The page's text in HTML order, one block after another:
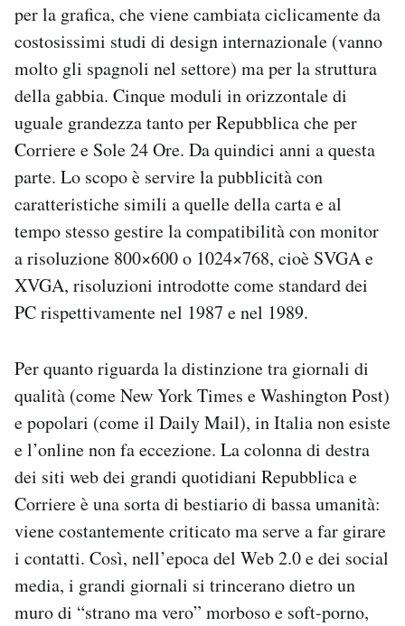
per la grafica, che viene cambiata ciclicamente da
costosissimi studi di design internazionale (vanno
molto gli spagnoli nel settore) ma per la struttura
della gabbia. Cinque moduli in orizzontale di
uguale grandezza tanto per Repubblica che per
Corriere e Sole 24 Ore. Da quindici anni a questa
parte. Lo scopo è servire la pubblicità con
caratteristiche simili a quelle della carta e al
tempo stesso gestire la compatibilità con monitor
a risoluzione 800×600 o 1024×768, cioè SVGA e
XVGA, risoluzioni introdotte come standard dei
PC rispettivamente nel 1987 e nel 1989.
Per quanto riguarda la distinzione tra giornali di
qualità (come New York Times e Washington Post)
e popolari (come il Daily Mail), in Italia non esiste
e l’online non fa eccezione. La colonna di destra
dei siti web dei grandi quotidiani Repubblica e
Corriere è una sorta di bestiario di bassa umanità:
viene costantemente criticato ma serve a far girare
i contatti. Così, nell’epoca del Web 2.0 e dei social
media, i grandi giornali si trincerano dietro un
muro di “strano ma vero” morboso e soft-porno,